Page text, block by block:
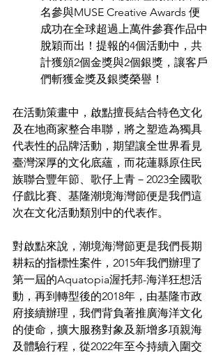
名參與MUSE Creative Awards 便
成功在全球超過上萬件參賽作品中
脫穎而出！提報的4個活動中，共
計獲頒2個金獎與2個銀獎，讓客戶
們斬獲金獎及銀獎榮譽！
在活動策畫中，啟點擅長結合特色文化
及在地商家整合串聯，將之塑造為獨具
代表性的品牌活動，期望讓全世界看見
臺灣深厚的文化底蘊，而花蓮縣原住民
族聯合豐年節、歌仔上青－2023全國歌
仔戲比賽、基隆潮境海灣節便是我們這
次在文化活動類別中的代表作。
對啟點來說，潮境海灣節更是我們長期
耕耘的指標性案件，2015年我們辦理了
第一屆的Aquatopia渥托邦-海洋狂想活
動，再到轉型後的2018年，由基隆市政
府接續辦理，我們背負著推廣海洋文化
的使命，擴大服務對象及新增多項親海
及體驗行程，從2022年至今持續入圍交